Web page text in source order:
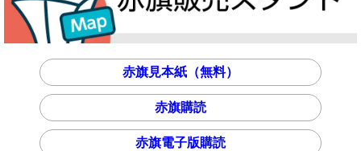
赤旗見本紙（無料）
赤旗購読
赤旗電子版購読